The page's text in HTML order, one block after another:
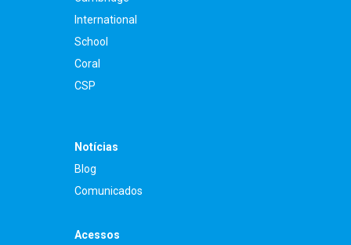
International
School
Coral
CSP
Notícias
Blog
Comunicados
Acessos